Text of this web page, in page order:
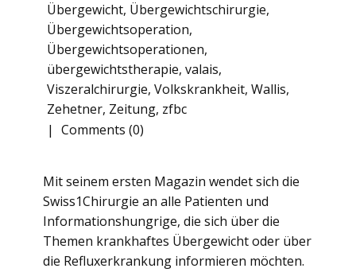
Übergewicht, Übergewichtschirurgie,
Übergewichtsoperation,
Übergewichtsoperationen,
übergewichtstherapie, valais,
Viszeralchirurgie, Volkskrankheit, Wallis,
Zehetner, Zeitung, zfbc
Comments (0)
Mit seinem ersten Magazin wendet sich die
Swiss1Chirurgie an alle Patienten und
Informationshungrige, die sich über die
Themen krankhaftes Übergewicht oder über
die Refluxerkrankung informieren möchten.